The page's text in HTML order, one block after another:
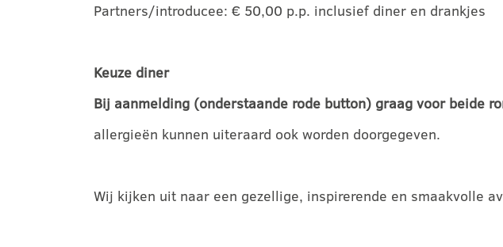
Partners/introducee: € 50,00 p.p. inclusief diner en drankjes
Keuze diner
Bij aanmelding (onderstaande rode button) graag voor beide
allergieën kunnen uiteraard ook worden doorgegeven.
Wij kijken uit naar een gezellige, inspirerende en smaakvolle